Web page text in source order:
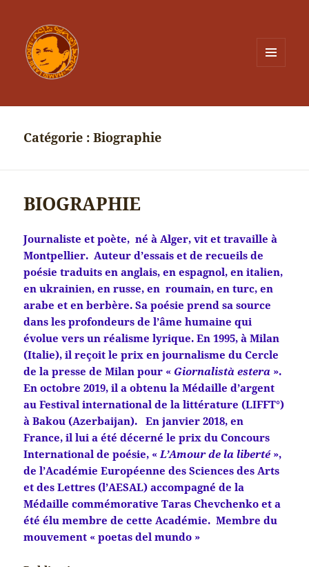
Catégorie :Biographie
BIOGRAPHIE
Journaliste et poète, né à Alger, vit et travaille à
Montpellier. Auteur d’essais et de recueils de
poésie traduits en anglais, en espagnol, en italien,
en ukrainien, en russe, en roumain, en turc, en
arabe et en berbère. Sa poésie prend sa source
dans les profondeurs de l’âme humaine qui
évolue vers un réalisme lyrique. En 1995, à Milan
(Italie), il reçoit le prix en journalisme du Cercle
de la presse de Milan pour « Giornalistà estera ».
En octobre 2019, il a obtenu la Médaille d’argent
au Festival international de la littérature (LIFFT°)
à Bakou (Azerbaijan). En janvier 2018, en
France, il lui a été décerné le prix du Concours
International de poésie, «L’Amour de la liberté»,
de l’Académie Européenne des Sciences des Arts
et des Lettres (l’AESAL) accompagné de la
Médaille commémorative Taras Chevchenko et a
été élu membre de cette Académie. Membre du
mouvement « poetas del mundo »